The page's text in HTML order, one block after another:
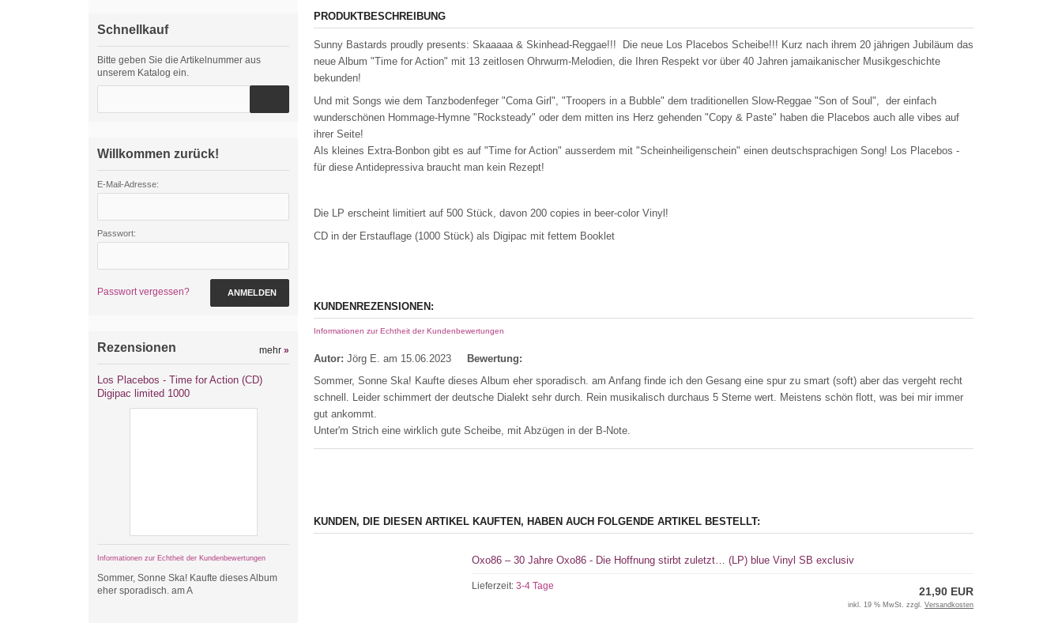
PRODUKTBESCHREIBUNG
Sunny Bastards proudly presents: Skaaaaa & Skinhead-Reggae!!! Die neue Los Placebos Scheibe!!! Kurz nach ihrem 20 jährigen Jubiläum das
neue Album "Time for Action" mit 13 zeitlosen Ohrwurm-Melodien, die Ihren Respekt vor über 40 Jahren jamaikanischer Musikgeschichte
bekunden!
Und mit Songs wie dem Tanzbodenfeger "Coma Girl", "Troopers in a Bubble" dem traditionellen Slow-Reggae "Son of Soul", der einfach
wunderschönen Hommage-Hymne "Rocksteady" oder dem mitten ins Herz gehenden "Copy & Paste" haben die Placebos auch alle vibes auf
ihrer Seite!
Als kleines Extra-Bonbon gibt es auf "Time for Action" ausserdem mit "Scheinheiligenschein" einen deutschsprachigen Song! Los Placebos -
für diese Antidepressiva braucht man kein Rezept!
Die LP erscheint limitiert auf 500 Stück, davon 200 copies in beer-color Vinyl!
CD in der Erstauflage (1000 Stück) als Digipac mit fettem Booklet
KUNDENREZENSIONEN:
Informationen zur Echtheit der Kundenbewertungen
Autor: Jörg E. am 15.06.2023
Bewertung:
Sommer, Sonne Ska! Kaufte dieses Album eher sporadisch. am Anfang finde ich den Gesang eine spur zu smart (soft) aber das vergeht recht
schnell. Leider schimmert der deutsche Dialekt sehr durch. Rein musikalisch durchaus 5 Sterne wert. Meistens schön flott, was bei mir immer
gut ankommt.
Unter'm Strich eine wirklich gute Scheibe, mit Abzügen in der B-Note.
KUNDEN, DIE DIESEN ARTIKEL KAUFTEN, HABEN AUCH FOLGENDE ARTIKEL BESTELLT:
Oxo86 – 30 Jahre Oxo86 - Die Hoffnung stirbt zuletzt… (LP) blue Vinyl SB exclusiv
Lieferzeit:3-4 Tage 21,90 EUR
inkl. 19 % MwSt. zzgl. Versandkosten
Schnellkauf
Bitte geben Sie die Artikelnummer aus
unserem Katalog ein.
Willkommen zurück!
E-Mail-Adresse:
Passwort:
Passwort vergessen? ANMELDEN
Rezensionen mehr »
Los Placebos - Time for Action (CD)
Digipac limited 1000
Informationen zur Echtheit der Kundenbewertungen
Sommer, Sonne Ska! Kaufte dieses Album
eher sporadisch. am A